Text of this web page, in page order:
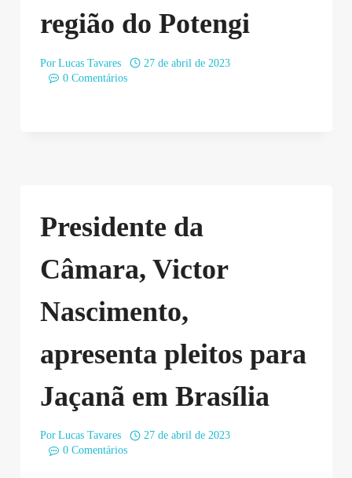
região do Potengi
Por Lucas Tavares
27 de abril de 2023
0 Comentários
Presidente da
Câmara, Victor
Nascimento,
apresenta pleitos para
Jaçanã em Brasília
Por Lucas Tavares
27 de abril de 2023
0 Comentários